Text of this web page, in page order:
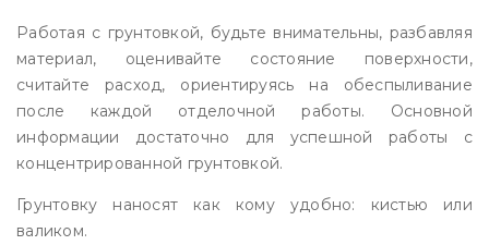
Работая с грунтовкой, будьте внимательны, разбавляя
материал, оценивайте состояние поверхности,
считайте расход, ориентируясь на обеспыливание
после каждой отделочной работы. Основной
информации достаточно для успешной работы с
концентрированной грунтовкой.
Грунтовку наносят как кому удобно: кистью или
валиком.